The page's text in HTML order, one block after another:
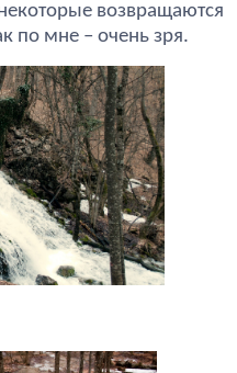
возвращаются
по мне – очень зря.